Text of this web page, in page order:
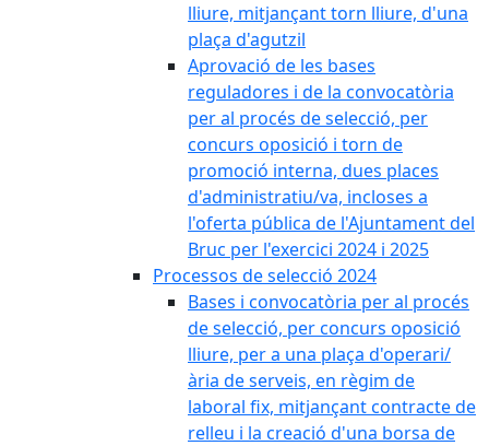
lliure, mitjançant torn lliure, d'una
plaça d'agutzil
Aprovació de les bases
reguladores i de la convocatòria
per al procés de selecció, per
concurs oposició i torn de
promoció interna, dues places
d'administratiu/va, incloses a
l'oferta pública de l'Ajuntament del
Bruc per l'exercici 2024 i 2025
Processos de selecció 2024
Bases i convocatòria per al procés
de selecció, per concurs oposició
lliure, per a una plaça d'operari/
ària de serveis, en règim de
laboral fix, mitjançant contracte de
relleu i la creació d'una borsa de